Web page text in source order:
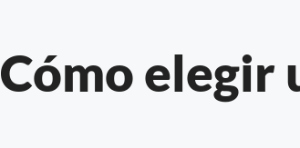
Cómo elegir